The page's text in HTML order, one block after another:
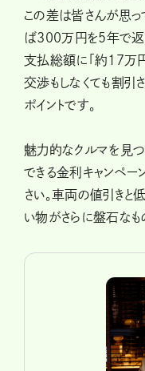
この差は皆さんが思っ
ば300万円を5年で返
支払総額に「約17万
交渉もしなくても割引
ポイントです。
魅力的なクルマを見つ
できる金利キャンペー
さい。車両の値引きと
い物がさらに盤石なも